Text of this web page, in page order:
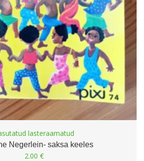
lasteraamatud
Negerlein- saksa keeles
2.00 €